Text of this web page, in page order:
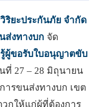
ริยะประกันภัย จำกัด
ส่งทางบก จัด
ผู้ขอรับใบอนุญาตขับ
ที่ 27 – 28 มิถุนายน
ารขนส่งทางบก เขต
กให้แก่ผู้ที่ต้องการ